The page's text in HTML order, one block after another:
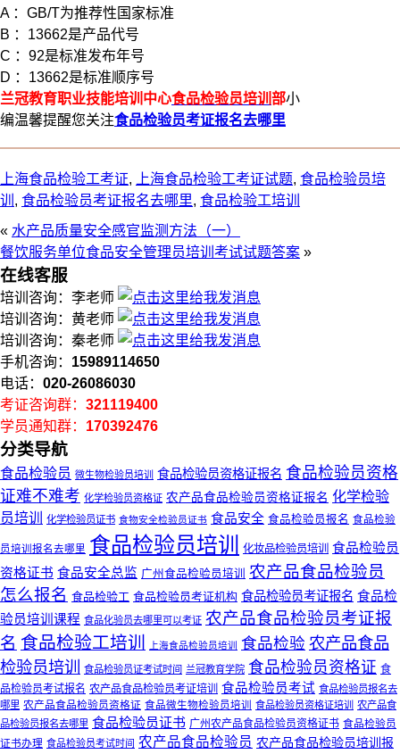
A ：GB/T为推荐性国家标准
B ：13662是产品代号
C ：92是标准发布年号
D ：13662是标准顺序号
兰冠教育职业技能培训中心食品检验员培训 部小
编温馨提醒您关注食品检验员考证报名去哪里
上海食品检验工考证, 上海食品检验工考证试题, 食品检验员培
训 , 食品检验员考证报名去哪里, 食品检验工培训
« 水产品质量安全感官监测方法（一）
餐饮服务单位食品安全管理员培训考试试题答案 »
在线客服
培训咨询：李老师
培训咨询：黄老师
培训咨询：秦老师
手机咨询： 15989114650
电话： 020-26086030
考证咨询群： 321119400
学员通知群： 170392476
分类导航
食品检验员 微生物检验员培训 食品检验员资格证报名 食品检验员资格
证难不难考 化学检验员资格证 农产品食品检验员资格证报名 化学检验
员培训
化学检验员证书 食物安全检验员证书 食品安全 食品检验员报名 食品检验
员培训报名去哪里 食品检验员培训 化妆品检验员培训 食品检验员
资格证书 食品安全总监 广州食品检验员培训
农产品食品检验员
怎么报名 食品检验工 食品检验员考证机构 食品检验员考证报名 食品检
验员培训课程 食品化验员去哪里可以考证 农产品食品检验员考证报
名 食品检验工培训 上海食品检验员培训 食品检验 农产品食品
检验员培训
食品检验员证考试时间 兰冠教育学院 食品检验员资格证 食
品检验员考试报名 农产品食品检验员考证培训 食品检验员考试 食品检验员报名去
哪里 农产品食品检验员资格证 食品微生物检验员培训 食品检验员资格证培训
农产品食
品检验员报名去哪里 食品检验员证书 广州农产品食品检验员资格证书 食品检验员
证书办理 食品检验员考试时间 农产品食品检验员 农产品食品检验员培训报